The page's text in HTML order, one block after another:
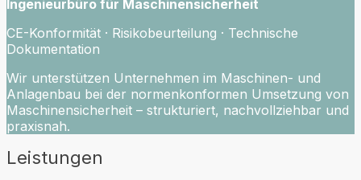
Ingenieurbüro für Maschinensicherheit
CE-Konformität · Risikobeurteilung · Technische
Dokumentation
Wir unterstützen Unternehmen im Maschinen- und
Anlagenbau bei der normenkonformen Umsetzung von
Maschinensicherheit – strukturiert, nachvollziehbar und
praxisnah.
Leistungen